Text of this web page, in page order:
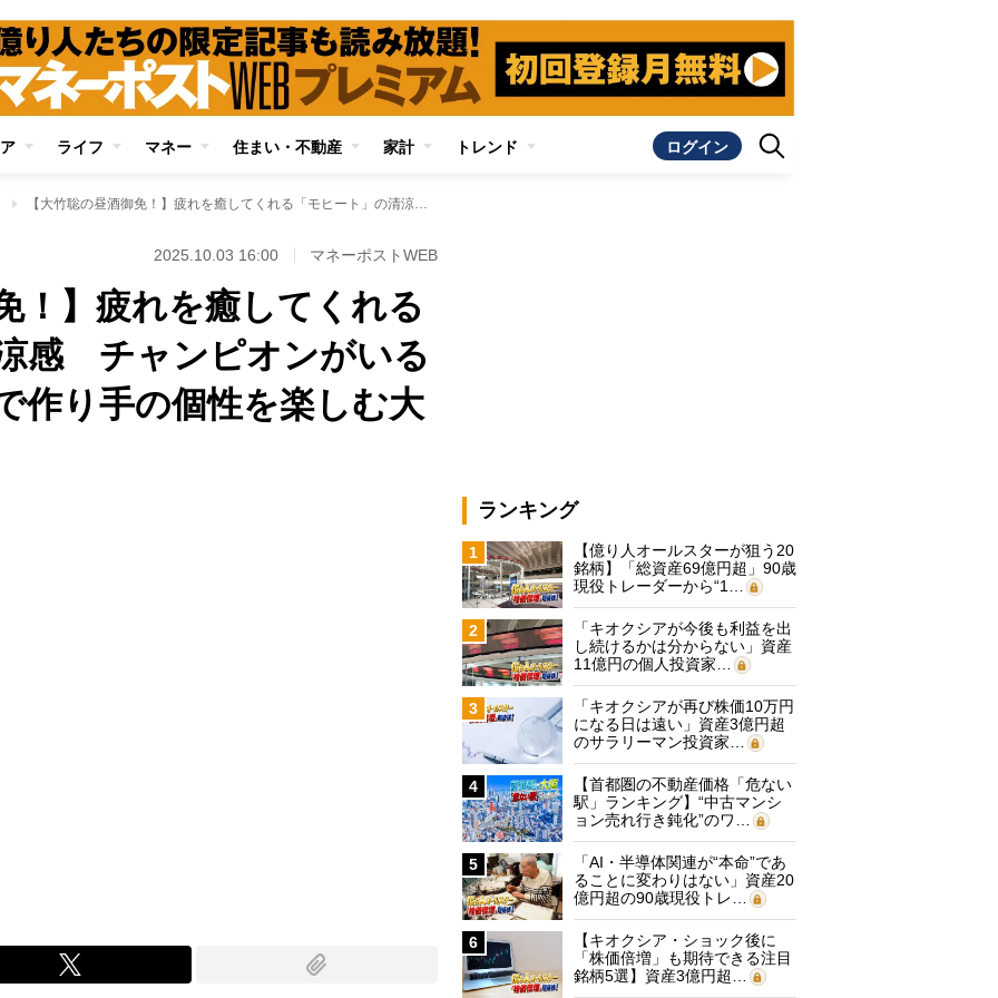
ライフ マネー 住まい・不動産 家計 トレンド ログイン
【大竹聡の昼酒御免！】疲れを癒してくれる「モヒート」の清涼感 チャンピオンがいる「神楽坂のバー」で作り手の個性を楽しむ大人の時間
2025.10.03 16:00 マネーポストWEB
！】疲れを癒してくれる
涼感 チャンピオンがいる
作り手の個性を楽しむ大
ランキング
1
【億り人オールスターが狙う20
銘柄】「総資産69億円超」90歳
現役トレーダーから“1…
2
「キオクシアが今後も利益を出
し続けるかは分からない」資産
11億円の個人投資家…
3
「キオクシアが再び株価10万円
になる日は遠い」資産3億円超
のサラリーマン投資家…
4
【首都圏の不動産価格「危ない
駅」ランキング】“中古マンシ
ョン売れ行き鈍化”のワ…
5
「AI・半導体関連が“本命”であ
ることに変わりはない」資産20
億円超の90歳現役トレ…
6
【キオクシア・ショック後に
「株価倍増」も期待できる注目
銘柄5選】資産3億円超…